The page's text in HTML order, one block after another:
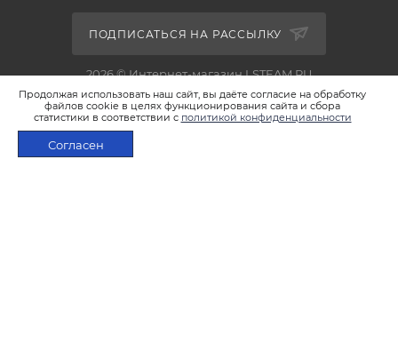
Продолжая использовать наш сайт, вы даёте согласие на обработку
файлов cookie в целях функционирования сайта и сбора
статистики в соответствии с политикой конфиденциальности
Согласен
ПОДПИСАТЬСЯ НА РАССЫЛКУ
2026 © Интернет-магазин LSTEAM.RU